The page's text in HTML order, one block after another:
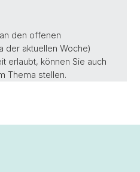
den offenen
der aktuellen Woche)
erlaubt, können Sie auch
Thema stellen.